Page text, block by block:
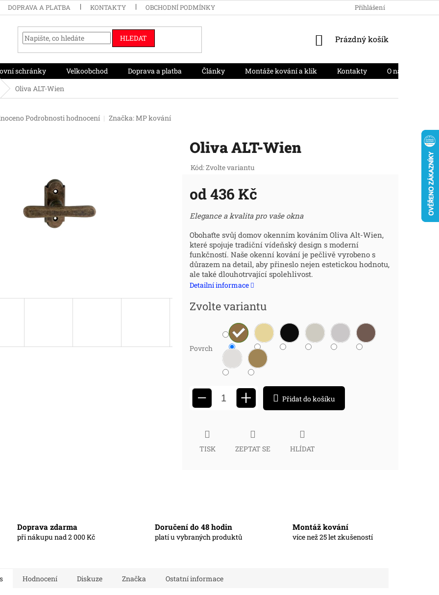
DOPRAVA A PLATBA KONTAKTY OBCHODNÍ PODMÍNKY PODMÍNKY OCHRANY OSOBNÍCH
Přihlášení
HLEDAT
NÁKUPNÍ
Prázdný košík
schránky Velkoobchod Doprava a platba Články Montáže kování a klik Kontakty O nás
Oliva ALT-Wien
Podrobnosti hodnocení Značka:MP kování
Oliva ALT-Wien
Kód:Zvolte variantu
od436 Kč
Měrná
cena:
Elegance a kvalita pro vaše okna
Obohaťte svůj domov okenním kováním Oliva Alt-Wien,
které spojuje tradiční vídeňský design s moderní
funkčností. Naše okenní kování je pečlivě vyrobeno s
důrazem na detail, aby přineslo nejen estetickou hodnotu,
ale také dlouhotrvající spolehlivost.
Detailní informace
Zvolte variantu
Povrch
− + Přidat do košíku
TISK ZEPTAT SE HLÍDAT
Doprava zdarma
při nákupu nad 2 000 Kč
Doručení do 48 hodin
platí u vybraných produktů
Montáž kování
více než 25 let zkušeností
Hodnocení Diskuze Značka Ostatní informace